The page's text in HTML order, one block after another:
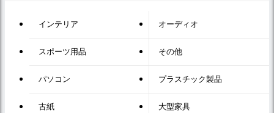
インテリア オーディオ
スポーツ用品 その他
パソコン プラスチック製品
古紙 大型家具